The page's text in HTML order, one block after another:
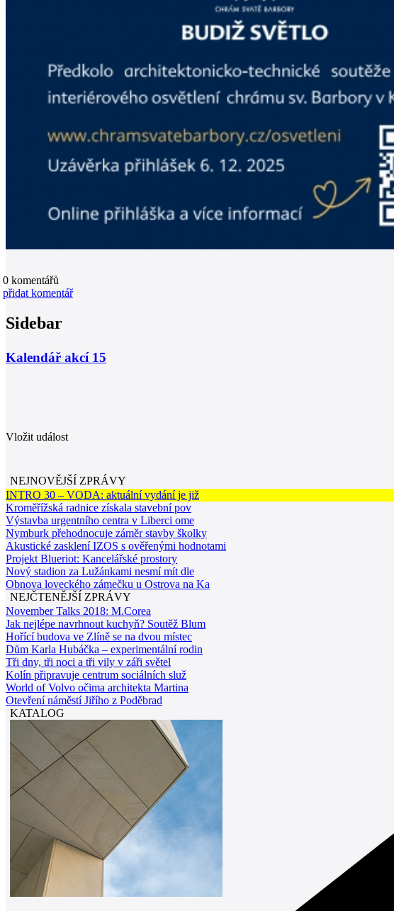
0 komentářů
přidat komentář
Sidebar
Kalendář akcí 15
Vložit událost
NEJNOVĚJŠÍ ZPRÁVY
INTRO 30 – VODA: aktuální vydání je již
Kroměřížská radnice získala stavební pov
Výstavba urgentního centra v Liberci ome
Nymburk přehodnocuje záměr stavby školky
Akustické zasklení IZOS s ověřenými hodnotami
Projekt Blueriot: Kancelářské prostory
Nový stadion za Lužánkami nesmí mít dle
Obnova loveckého zámečku u Ostrova na Ka
NEJČTENĚJŠÍ ZPRÁVY
November Talks 2018: M.Corea
Jak nejlépe navrhnout kuchyň? Soutěž Blum
Hořící budova ve Zlíně se na dvou místec
Dům Karla Hubáčka – experimentální rodin
Tři dny, tři noci a tři vily v záři světel
Kolín připravuje centrum sociálních služ
World of Volvo očima architekta Martina
Otevření náměstí Jiřího z Poděbrad
KATALOG